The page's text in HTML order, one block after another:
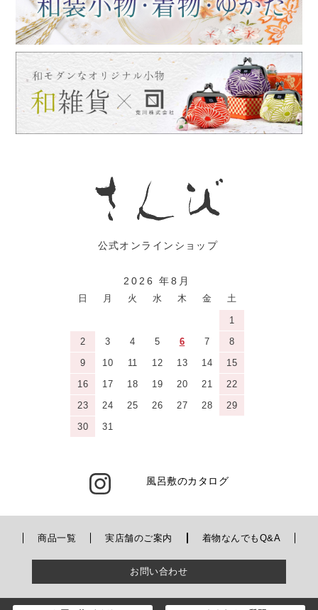
2026 年8月
日 月 火 水 木 金 土
1
2
3 4 5 6 7
8
9
10 11 12 13 14
15
16
17 18 19 20 21
22
23
24 25 26 27 28
29
30
31
風呂敷のカタログ
商品一覧 実店舗のご案内 着物なんでもQ&A
お問い合わせ